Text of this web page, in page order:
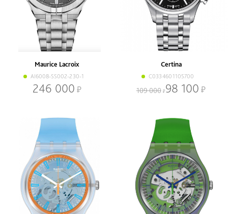
Maurice Lacroix
AI6008-SS002-230-1
246 000
Certina
C0334601105700
109 000 98 100